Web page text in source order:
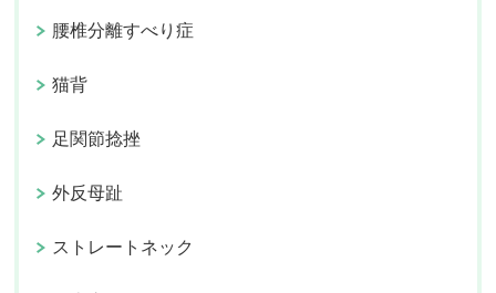
腰椎分離すべり症
猫背
足関節捻挫
外反母趾
ストレートネック